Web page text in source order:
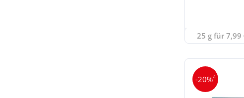
25 g für 7,99
-20%4